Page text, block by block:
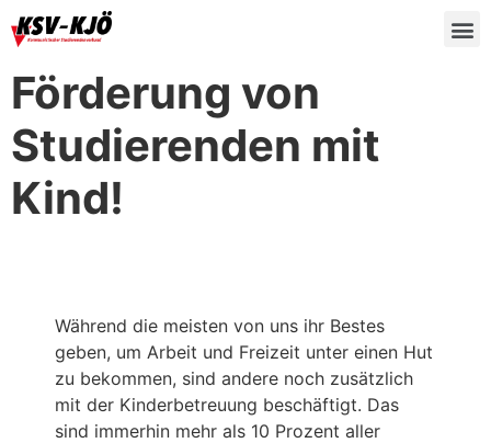
Förderung von
Studierenden mit
Kind!
Während die meisten von uns ihr Bestes
geben, um Arbeit und Freizeit unter einen Hut
zu bekommen, sind andere noch zusätzlich
mit der Kinderbetreuung beschäftigt. Das
sind immerhin mehr als 10 Prozent aller